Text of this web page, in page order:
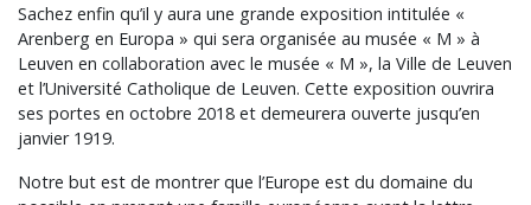
Sachez enfin qu’il y aura une grande exposition intitulée «
Arenberg en Europa » qui sera organisée au musée « M » à
Leuven en collaboration avec le musée « M », la Ville de Leuven
et l’Université Catholique de Leuven. Cette exposition ouvrira
ses portes en octobre 2018 et demeurera ouverte jusqu’en
janvier 1919.
Notre but est de montrer que l’Europe est du domaine du